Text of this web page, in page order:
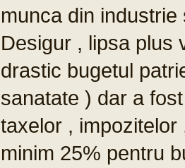
munca din
Desigur , lipsa plus
drastic bugetul
sanatate ) dar a
taxelor ,
minim 25% pentru